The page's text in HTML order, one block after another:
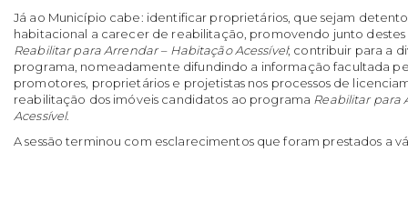
Já ao Município cabe: identificar proprietários, que sejam
habitacional a carecer de reabilitação, promovendo junto
Reabilitar para Arrendar – Habitação Acessível; contribuir para a
programa, nomeadamente difundindo a informação facultada
promotores, proprietários e projetistas nos processos de
reabilitação dos imóveis candidatos ao programa Reabilitar para
Acessível.
A sessão terminou com esclarecimentos que foram prestados a